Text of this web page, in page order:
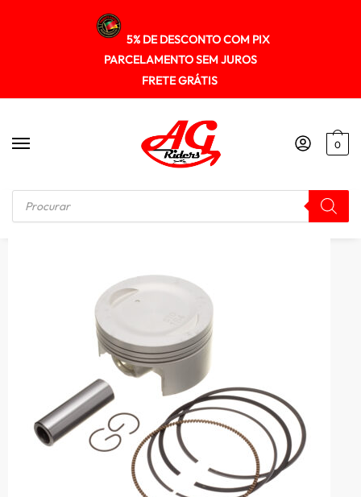
5% DE DESCONTO COM PIX
PARCELAMENTO SEM JUROS
FRETE GRÁTIS
0
Início / MOTOR